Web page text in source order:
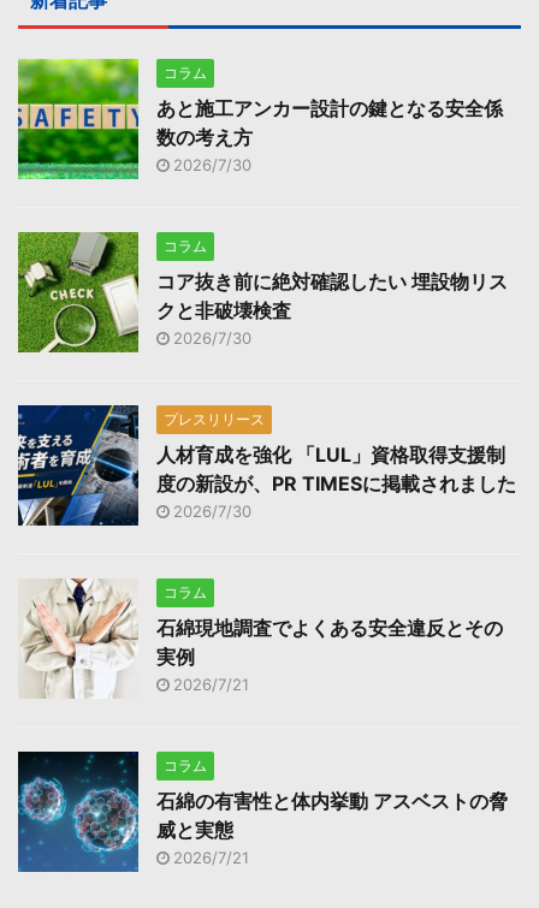
コラム
あと施工アンカー設計の鍵となる安全係
数の考え方
2026/7/30
コラム
コア抜き前に絶対確認したい 埋設物リス
クと非破壊検査
2026/7/30
プレスリリース
人材育成を強化 「LUL」資格取得支援制
度の新設が、PR TIMESに掲載されました
2026/7/30
コラム
石綿現地調査でよくある安全違反とその
実例
2026/7/21
コラム
石綿の有害性と体内挙動 アスベストの脅
威と実態
2026/7/21